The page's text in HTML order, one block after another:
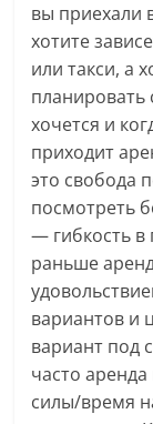
вы приехали
хотите
или такси, а
планировать
хочется и
приходит
это свобода
посмотреть
— гибкость в
раньше
вариантов и
вариант под
часто
силы/время